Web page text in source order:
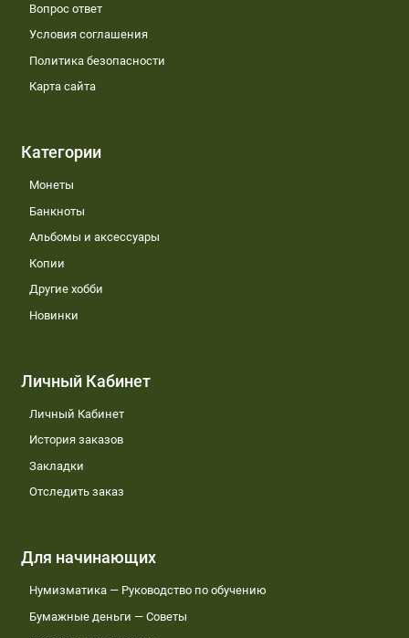
Вопрос ответ
Условия соглашения
Политика безопасности
Карта сайта
Категории
Монеты
Банкноты
Альбомы и аксессуары
Копии
Другие хобби
Новинки
Личный Кабинет
Личный Кабинет
История заказов
Закладки
Отследить заказ
Для начинающих
Нумизматика — Руководство по обучению
Бумажные деньги — Советы